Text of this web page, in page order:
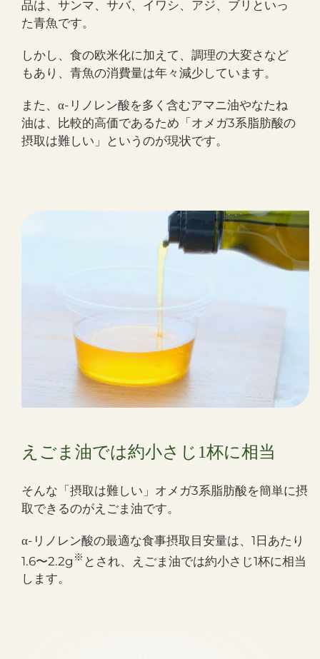
品は、サンマ、サバ、イワシ、アジ、ブリといっ
た青魚です。
しかし、食の欧米化に加えて、調理の大変さなど
もあり、青魚の消費量は年々減少しています。
また、 α-リノレン酸を多く含むアマニ油やなたね
油は、比較的高価であるため「オメガ3系脂肪酸の
摂取は難しい」というのが現状です。
えごま油では約小さじ1杯に相当
そんな「摂取は難しい」オメガ3系脂肪酸を簡単に摂
取できるのがえごま油です。
α-リノレン酸の最適な食事摂取目安量は、1日あたり
1.6〜2.2g ※ とされ、えごま油では約小さじ1杯に相当
します。